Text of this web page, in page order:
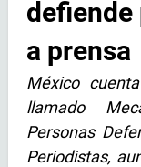
defiende
a prensa
México
llamado
Personas
Periodistas,